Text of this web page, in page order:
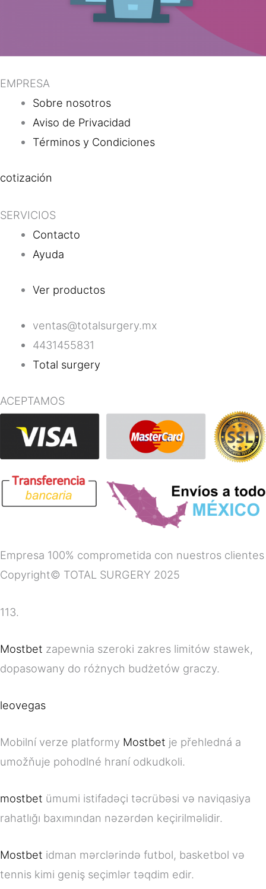
EMPRESA
Sobre nosotros
Aviso de Privacidad
Términos y Condiciones
cotización
SERVICIOS
Contacto
Ayuda
Ver productos
ventas@totalsurgery.mx
4431455831
Total surgery
ACEPTAMOS
Empresa 100% comprometida con nuestros clientes
Copyright© TOTAL SURGERY 2025
113.
Mostbet zapewnia szeroki zakres limitów stawek,
dopasowany do różnych budżetów graczy.
leovegas
Mobilní verze platformy Mostbet je přehledná a
umožňuje pohodlné hraní odkudkoli.
mostbet ümumi istifadəçi təcrübəsi və naviqasiya
rahatlığı baxımından nəzərdən keçirilməlidir.
Mostbet idman mərclərində futbol, basketbol və
tennis kimi geniş seçimlər təqdim edir.